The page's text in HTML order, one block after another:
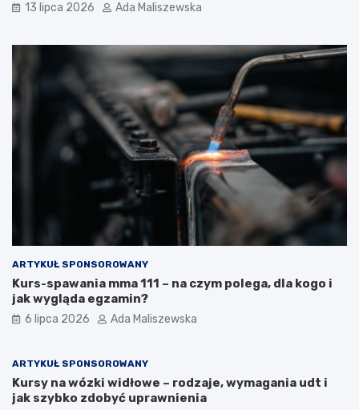
13 lipca 2026 Ada Maliszewska
ARTYKUŁ SPONSOROWANY
Kurs-spawania mma 111 – na czym polega, dla kogo i
jak wygląda egzamin?
6 lipca 2026 Ada Maliszewska
ARTYKUŁ SPONSOROWANY
Kursy na wózki widłowe – rodzaje, wymagania udt i
jak szybko zdobyć uprawnienia